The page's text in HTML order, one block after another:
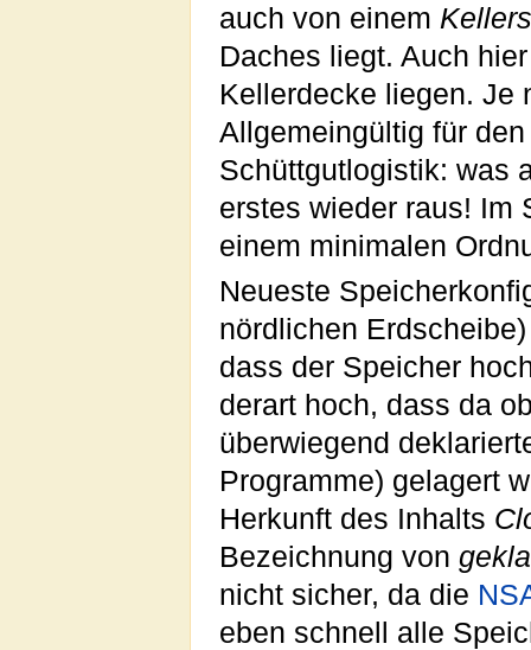
auch von einem
Daches liegt. Auch
Kellerdecke liegen. Je
Allgemeingültig für
Schüttgutlogistik: was
erstes wieder raus! Im
einem minimalen
Neueste
nördlichen
dass der Speicher
derart hoch, dass da
überwiegend
Programme) gelagert
Herkunft des Inhalts
Bezeichnung von
nicht sicher, da die
eben schnell alle